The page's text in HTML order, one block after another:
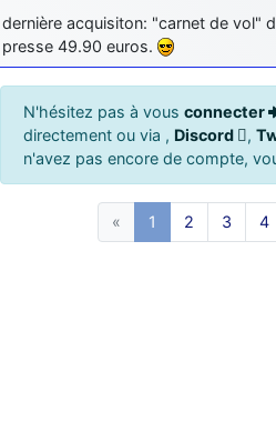
dernière acquisiton: "carnet de vol"
presse 49.90 euros.
N'hésitez pas à vous connecter
directement ou via , Discord ,
n'avez pas encore de compte,
« 1 2 3 4